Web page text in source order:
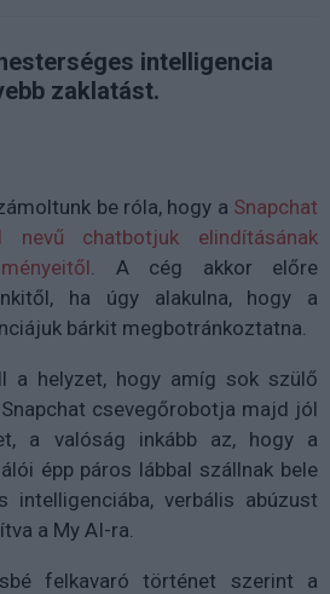
intelligencia
zaklatást.
be róla, hogy a Snapchat
chatbotjuk elindításának
. A cég akkor előre
ha úgy alakulna, hogy a
bárkit megbotránkoztatna.
a helyzet, hogy amíg sok szülő
csevegőrobotja majd jól
a valóság inkább az, hogy a
épp páros lábbal szállnak bele
intelligenciába, verbális abúzust
a My AI-ra.
felkavaró történet szerint a